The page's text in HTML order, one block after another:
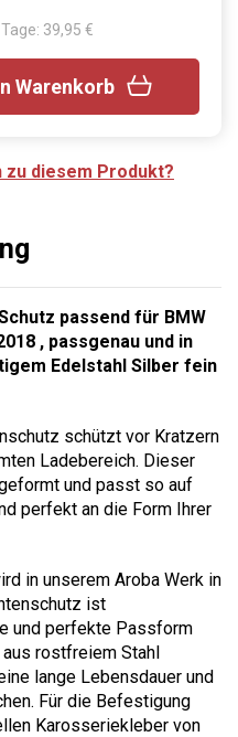
39,95 €
Warenkorb
zu diesem Produkt?
passend für BMW
, passgenau und in
Edelstahl Silber fein
schützt vor Kratzern
Ladebereich. Dieser
und passt so auf
perfekt an die Form Ihrer
in unserem Aroba Werk in
ist
und perfekte Passform
rostfreiem Stahl
lange Lebensdauer und
Für die Befestigung
Karosseriekleber von